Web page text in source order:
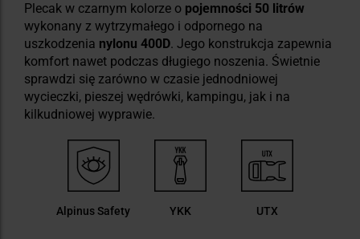
Plecak w czarnym kolorze o pojemności 50 litrów
wykonany z wytrzymałego i odpornego na
uszkodzenia nylonu 400D. Jego konstrukcja zapewnia
komfort nawet podczas długiego noszenia. Świetnie
sprawdzi się zarówno w czasie jednodniowej
wycieczki, pieszej wędrówki, kampingu, jak i na
kilkudniowej wyprawie.
Alpinus Safety YKK UTX